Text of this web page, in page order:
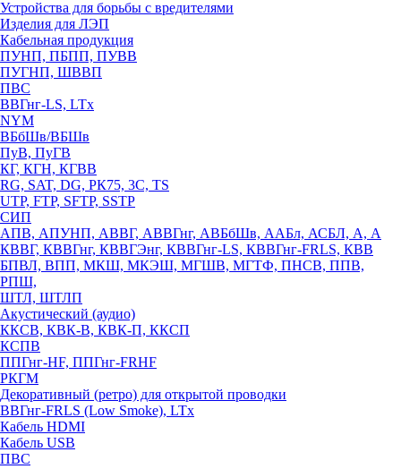
Устройства для борьбы с вредителями
Изделия для ЛЭП
Кабельная продукция
ПУНП, ПБПП, ПУВВ
ПУГНП, ШВВП
ПВС
ВВГнг-LS, LTx
NYM
ВБбШв/ВБШв
ПуВ, ПуГВ
КГ, КГН, КГВВ
RG, SAT, DG, РК75, 3С, TS
UTP, FTP, SFTP, SSTP
СИП
АПВ, АПУНП, АВВГ, АВВГнг, АВБбШв, ААБл, АСБЛ, А, А
КВВГ, КВВГнг, КВВГЭнг, КВВГнг-LS, КВВГнг-FRLS, КВВ
БПВЛ, ВПП, МКШ, МКЭШ, МГШВ, МГТФ, ПНСВ, ППВ,
РПШ,
ШТЛ, ШТЛП
Акустический (аудио)
ККСВ, КВК-В, КВК-П, ККСП
КСПВ
ППГнг-HF, ППГнг-FRHF
РКГМ
Декоративный (ретро) для открытой проводки
ВВГнг-FRLS (Low Smoke), LTx
Кабель HDMI
Кабель USB
ПВС